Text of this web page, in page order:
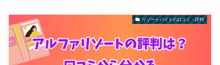
リゾートバイトの口コミ・評判